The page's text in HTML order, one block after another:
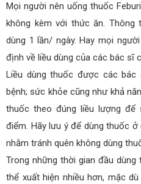
Mọi người nên uống thuốc
không kèm với thức ăn.
dùng 1 lần/ ngày. Hay mọi
định về liều dùng của các bác sĩ
Liều dùng thuốc được các
bệnh; sức khỏe cũng như khả
thuốc theo đúng liều lượng
điểm. Hãy lưu ý để dùng thuốc
nhằm tránh quên không dùng
Trong những thời gian đầu
thể xuất hiện nhiều hơn, mặc